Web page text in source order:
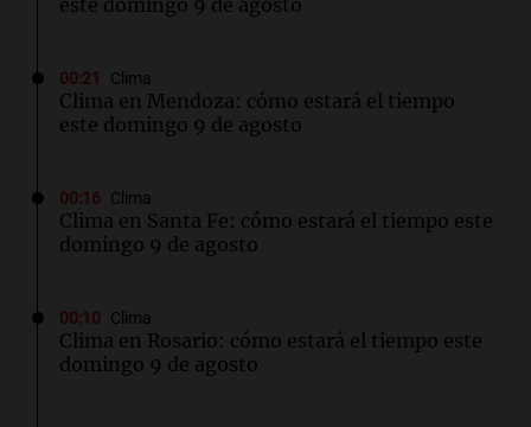
este domingo 9 de agosto
00:21 Clima
Clima en Mendoza: cómo estará el tiempo
este domingo 9 de agosto
00:16 Clima
Clima en Santa Fe: cómo estará el tiempo este
domingo 9 de agosto
00:10 Clima
Clima en Rosario: cómo estará el tiempo este
domingo 9 de agosto